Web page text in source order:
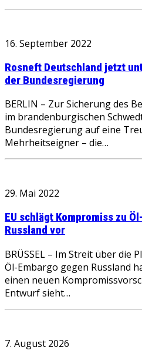
16. September 2022
Rosneft Deutschland jetzt
der Bundesregierung
BERLIN – Zur Sicherung des
im brandenburgischen
Bundesregierung auf eine
Mehrheitseigner – die…
29. Mai 2022
EU schlägt Kompromiss zu
Russland vor
BRÜSSEL – Im Streit über die
Öl-Embargo gegen Russland
einen neuen
Entwurf sieht…
7. August 2026